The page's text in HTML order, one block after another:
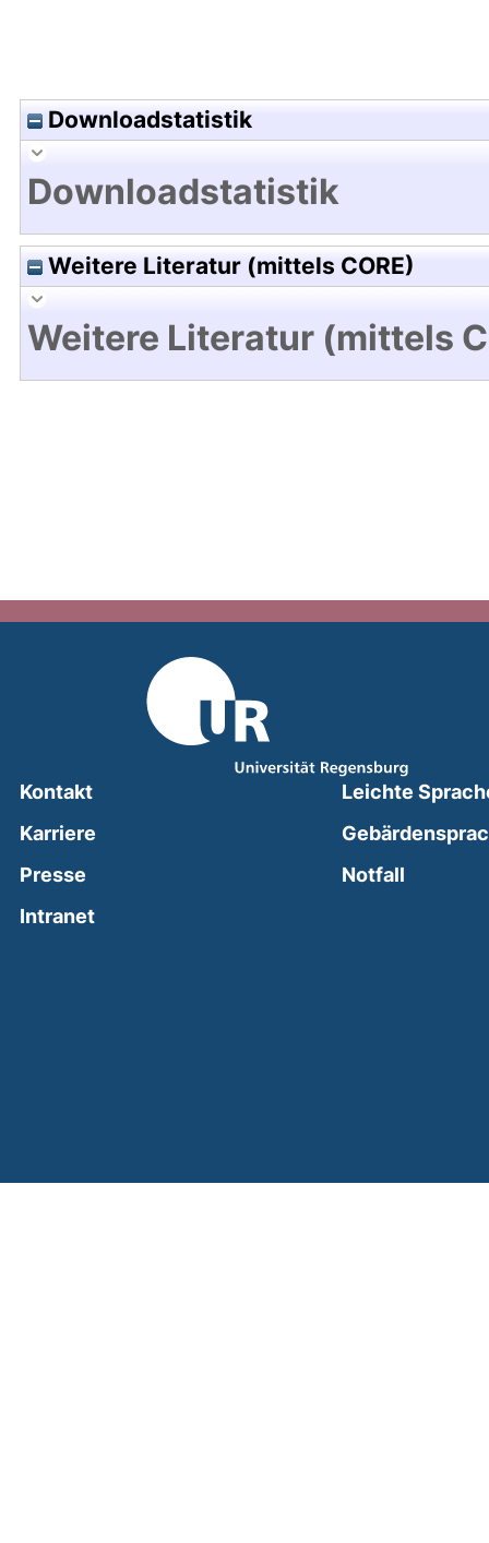
Downloadstatistik
Downloadstatistik
Weitere Literatur (mittels CORE)
Weitere Literatur (mittels
Kontakt
Karriere
Presse
Intranet(external link, opens in a new window)
Leichte
Notfall